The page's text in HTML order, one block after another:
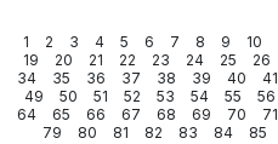
1 2 3 4 5 6 7 8 9 10
19
20 21 22 23 24 25 26
34
35 36 37 38 39 40 41
49
50 51 52 53 54 55 56
64
65 66 67 68 69 70 71
79
80 81 82 83 84 85